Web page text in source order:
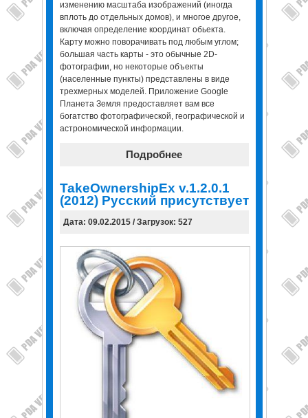
изменению масштаба изображений (иногда
вплоть до отдельных домов), и многое другое,
включая определение координат обьекта.
Карту можно поворачивать под любым углом;
большая часть карты - это обычные 2D-
фотографии, но некоторые объекты
(населенные пункты) представлены в виде
трехмерных моделей. Приложение Google
Планета Земля предоставляет вам все
богатство фотографической, географической и
астрономической информации.
Подробнее
TakeOwnershipEx v.1.2.0.1
(2012) Русский присутствует
Дата: 09.02.2015 / Загрузок: 527